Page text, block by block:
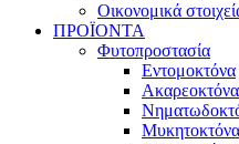
Οικονομικά
ΠΡΟΪΟΝΤΑ
Φυτοπροστασία
Εντομοκτόνα
Ακαρεοκτόνα
Μυκητοκτόνα